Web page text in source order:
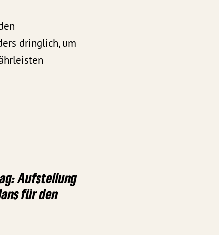
dringlich, um
Aufstellung
für den